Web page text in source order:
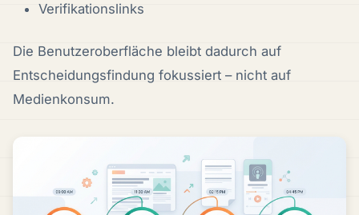
Verifikationslinks
Die Benutzeroberfläche bleibt dadurch auf
Entscheidungsfindung fokussiert – nicht auf
Medienkonsum.